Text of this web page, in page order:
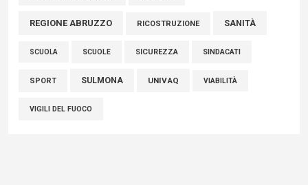
REGIONE ABRUZZO RICOSTRUZIONE SANITÀ
SCUOLA SCUOLE SICUREZZA SINDACATI
SPORT SULMONA UNIVAQ VIABILITÀ
VIGILI DEL FUOCO